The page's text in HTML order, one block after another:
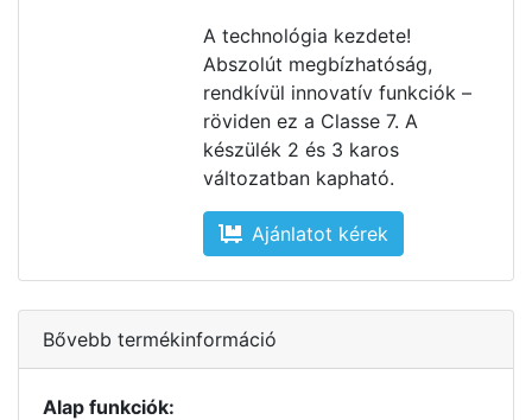
A technológia kezdete!
Abszolút megbízhatóság,
rendkívül innovatív funkciók –
röviden ez a Classe 7. A
készülék 2 és 3 karos
változatban kapható.
Ajánlatot kérek
Bővebb termékinformáció
Alap funkciók: